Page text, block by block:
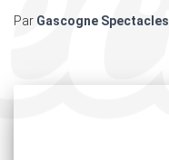
Par Gascogne Spectacles